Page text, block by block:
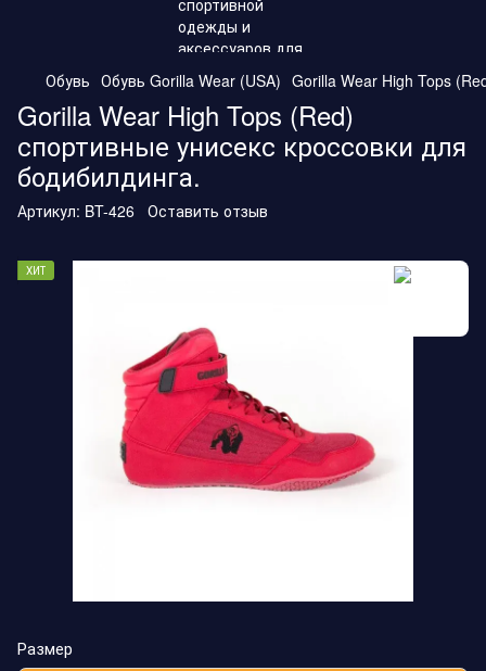
Обувь Обувь Gorilla Wear (USA) Gorilla Wear High Tops
Gorilla Wear High Tops (Red)
спортивные унисекс кроссовки для
бодибилдинга.
Артикул: BT-426 Оставить отзыв
ХИТ
Размер